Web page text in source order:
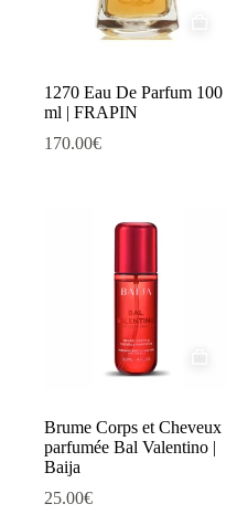
1270 Eau De Parfum 100
ml | FRAPIN
170.00€
Brume Corps et Cheveux
parfumée Bal Valentino |
Baija
25.00€